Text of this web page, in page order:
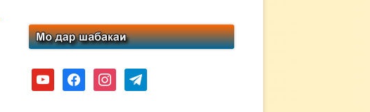
youtubefacebookinstagramtelegram